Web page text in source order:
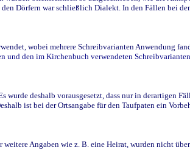
Dörfern war schließlich Dialekt. In den Fällen bei
wobei mehrere Schreibvarianten Anwendung
und den im Kirchenbuch verwendeten Schreibvarianten.
deshalb vorausgesetzt, dass nur in derartigen
ist bei der Ortsangabe für den Taufpaten ein
Angaben wie z. B. eine Heirat, wurden nicht